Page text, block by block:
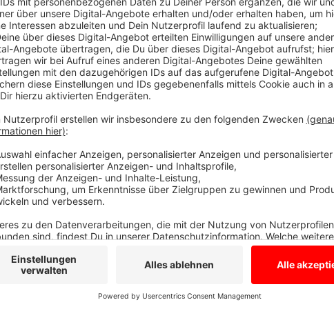
Die Welt in 30 Sekunden - Fußballsprache
Anzeige